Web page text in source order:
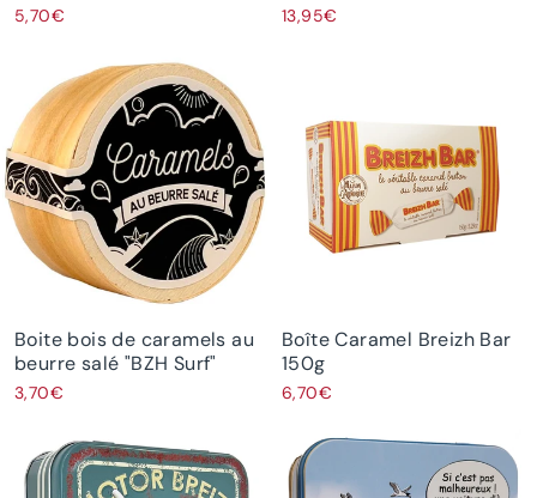
5,70€ 13,95€
Boite bois de caramels au
beurre salé "BZH Surf"
3,70€
Boîte Caramel Breizh Bar
150g
6,70€